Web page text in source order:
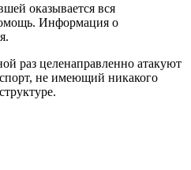
оказывается вся
Информация о
раз целенаправленно атакуют
не имеющий никакого